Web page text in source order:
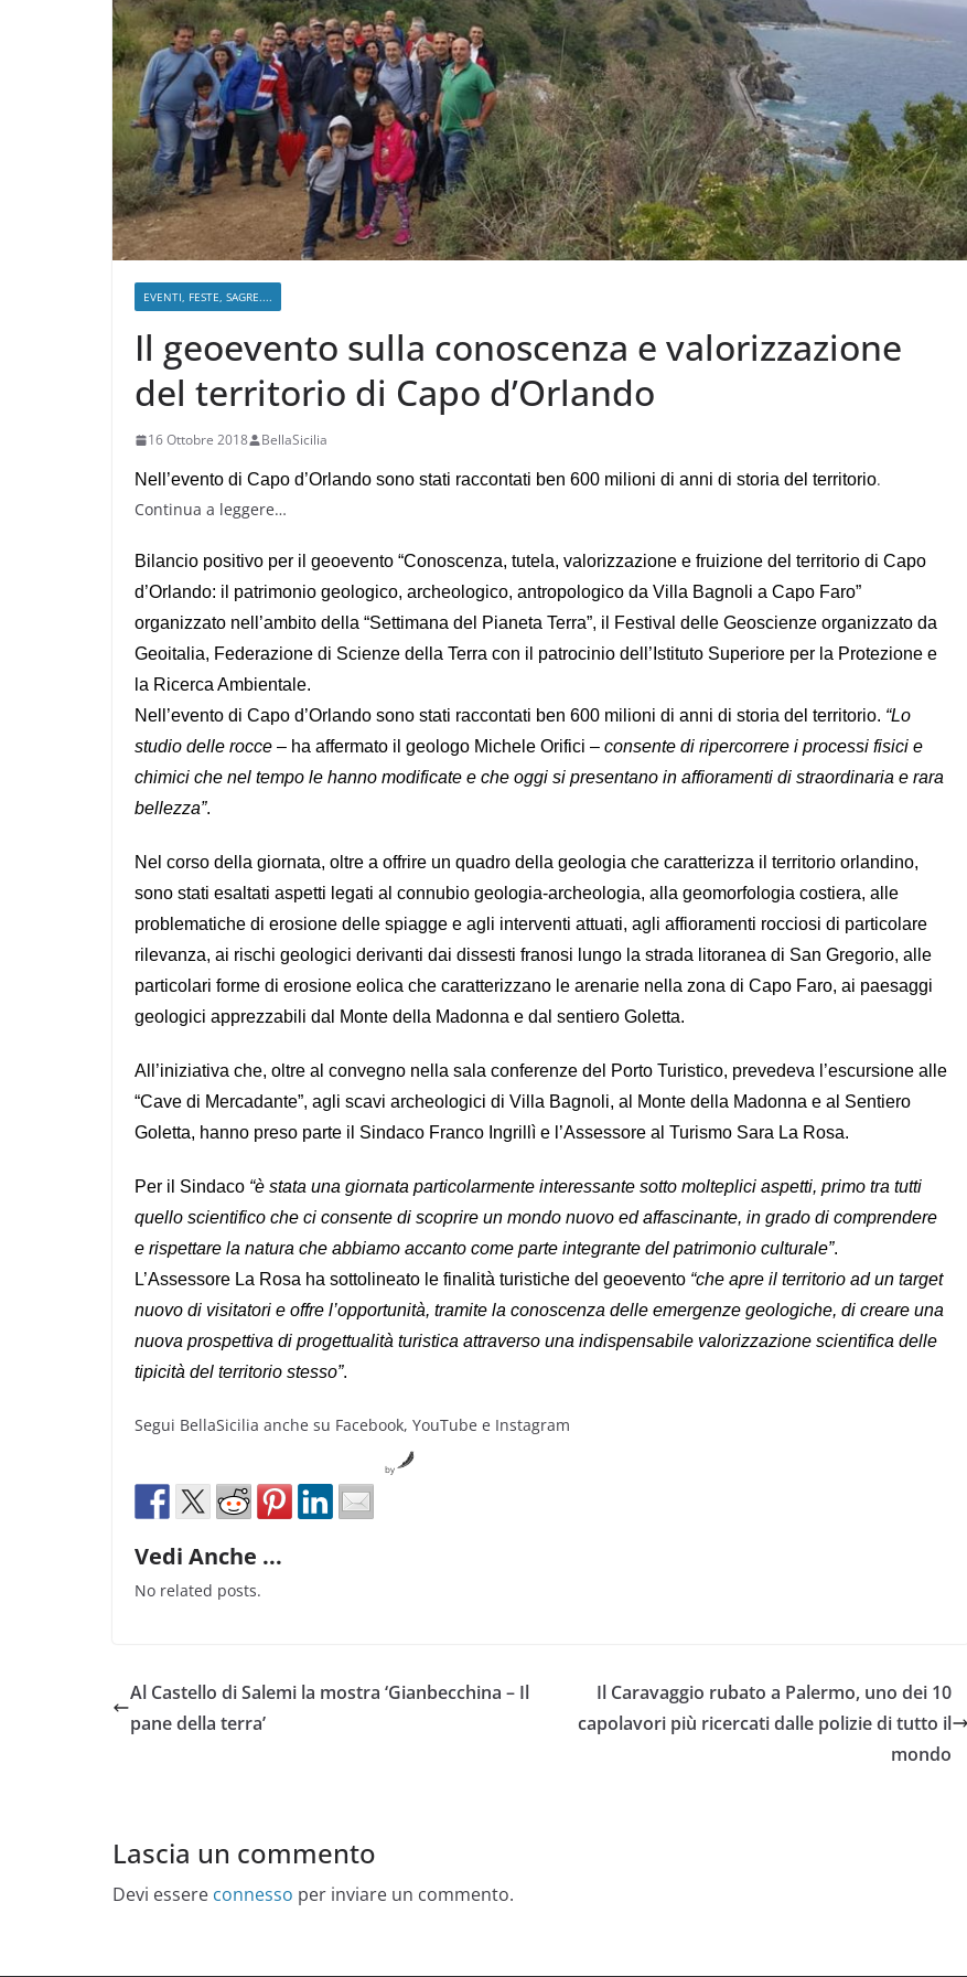
EVENTI, FESTE, SAGRE....
Il geoevento sulla conoscenza e valorizzazione
del territorio di Capo d’Orlando
16 Ottobre 2018 BellaSicilia
Nell’evento di Capo d’Orlando sono stati raccontati ben 600 milioni di anni di storia del territorio.
Continua a leggere…
Bilancio positivo per il geoevento “Conoscenza, tutela, valorizzazione e fruizione del territorio di Capo
d’Orlando: il patrimonio geologico, archeologico, antropologico da Villa Bagnoli a Capo Faro”
organizzato nell’ambito della “Settimana del Pianeta Terra”, il Festival delle Geoscienze organizzato da
Geoitalia, Federazione di Scienze della Terra con il patrocinio dell’Istituto Superiore per la Protezione e
la Ricerca Ambientale.
Nell’evento di Capo d’Orlando sono stati raccontati ben 600 milioni di anni di storia del territorio. “Lo
studio delle rocce – ha affermato il geologo Michele Orifici – consente di ripercorrere i processi fisici e
chimici che nel tempo le hanno modificate e che oggi si presentano in affioramenti di straordinaria e rara
bellezza”.
Nel corso della giornata, oltre a offrire un quadro della geologia che caratterizza il territorio orlandino,
sono stati esaltati aspetti legati al connubio geologia-archeologia, alla geomorfologia costiera, alle
problematiche di erosione delle spiagge e agli interventi attuati, agli affioramenti rocciosi di particolare
rilevanza, ai rischi geologici derivanti dai dissesti franosi lungo la strada litoranea di San Gregorio, alle
particolari forme di erosione eolica che caratterizzano le arenarie nella zona di Capo Faro, ai paesaggi
geologici apprezzabili dal Monte della Madonna e dal sentiero Goletta.
All’iniziativa che, oltre al convegno nella sala conferenze del Porto Turistico, prevedeva l’escursione alle
“Cave di Mercadante”, agli scavi archeologici di Villa Bagnoli, al Monte della Madonna e al Sentiero
Goletta, hanno preso parte il Sindaco Franco Ingrillì e l’Assessore al Turismo Sara La Rosa.
Per il Sindaco “è stata una giornata particolarmente interessante sotto molteplici aspetti, primo tra tutti
quello scientifico che ci consente di scoprire un mondo nuovo ed affascinante, in grado di comprendere
e rispettare la natura che abbiamo accanto come parte integrante del patrimonio culturale”.
L’Assessore La Rosa ha sottolineato le finalità turistiche del geoevento “che apre il territorio ad un target
nuovo di visitatori e offre l’opportunità, tramite la conoscenza delle emergenze geologiche, di creare una
nuova prospettiva di progettualità turistica attraverso una indispensabile valorizzazione scientifica delle
tipicità del territorio stesso”.
Segui BellaSicilia anche su Facebook, YouTube e Instagram
by
Vedi Anche ...
No related posts.
Al Castello di Salemi la mostra ‘Gianbecchina – Il
pane della terra’
Il Caravaggio rubato a Palermo, uno dei 10
capolavori più ricercati dalle polizie di tutto il
mondo
Lascia un commento
Devi essere connesso per inviare un commento.